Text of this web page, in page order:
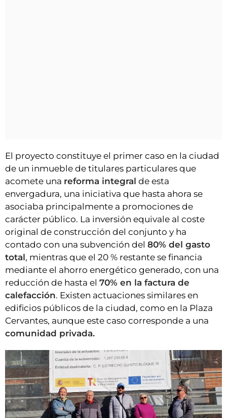
El proyecto constituye el primer caso en la ciudad
de un inmueble de titulares particulares que
acomete una reforma integral de esta
envergadura, una iniciativa que hasta ahora se
asociaba principalmente a promociones de
carácter público. La inversión equivale al coste
original de construcción del conjunto y ha
contado con una subvención del 80% del gasto
total, mientras que el 20 % restante se financia
mediante el ahorro energético generado, con una
reducción de hasta el 70% en la factura de
calefacción. Existen actuaciones similares en
edificios públicos de la ciudad, como en la Plaza
Cervantes, aunque este caso corresponde a una
comunidad privada.